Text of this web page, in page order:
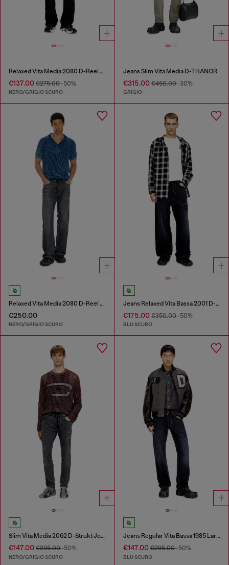
Relaxed Vita Media 2080 D-Reel Joggjeans®
€137.00 €275.00-50%
NERO/GRIGIO SCURO
Jeans Slim Vita Media D-THANOR
€315.00€450.00-30%
GRIGIO
Relaxed Vita Media 2080 D-Reel Joggjeans®
€250.00
NERO/GRIGIO SCURO
Jeans Relaxed Vita Bassa 2001 D-Macro
€175.00€350.00-50%
BLU SCURO
Slim Vita Media 2062 D-Strukt Joggjeans®
€147.00 €295.00-50%
NERO/GRIGIO SCURO
Jeans Regular Vita Bassa 1985 Larkee
€147.00€295.00-50%
BLU SCURO